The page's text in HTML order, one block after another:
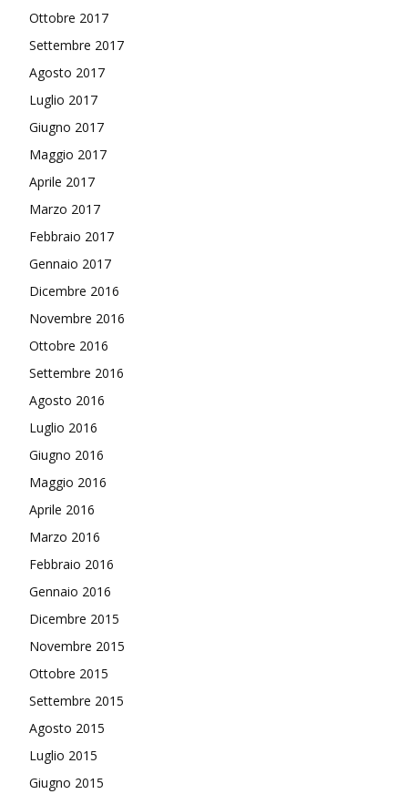
Ottobre 2017
Settembre 2017
Agosto 2017
Luglio 2017
Giugno 2017
Maggio 2017
Aprile 2017
Marzo 2017
Febbraio 2017
Gennaio 2017
Dicembre 2016
Novembre 2016
Ottobre 2016
Settembre 2016
Agosto 2016
Luglio 2016
Giugno 2016
Maggio 2016
Aprile 2016
Marzo 2016
Febbraio 2016
Gennaio 2016
Dicembre 2015
Novembre 2015
Ottobre 2015
Settembre 2015
Agosto 2015
Luglio 2015
Giugno 2015